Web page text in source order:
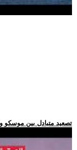
.. تصعيد متبادل بين